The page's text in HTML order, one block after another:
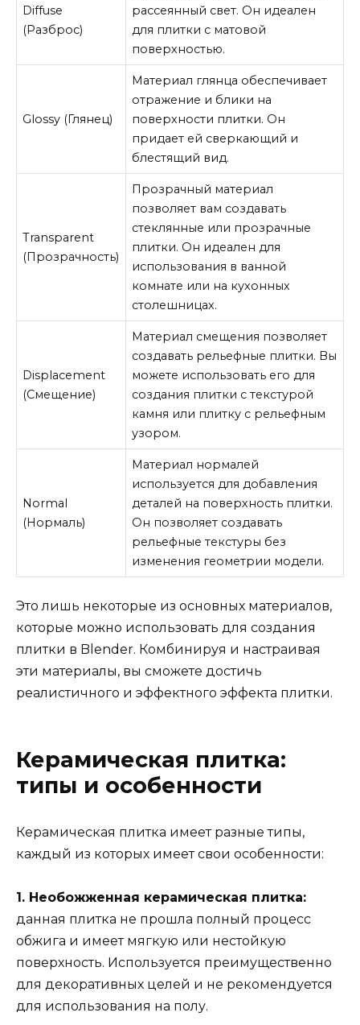
Diffuse
(Разброс)
рассеянный свет. Он идеален
для плитки с матовой
поверхностью.
Glossy (Глянец)
Материал глянца обеспечивает
отражение и блики на
поверхности плитки. Он
придает ей сверкающий и
блестящий вид.
Transparent
(Прозрачность)
Прозрачный материал
позволяет вам создавать
стеклянные или прозрачные
плитки. Он идеален для
использования в ванной
комнате или на кухонных
столешницах.
Displacement
(Смещение)
Материал смещения позволяет
создавать рельефные плитки. Вы
можете использовать его для
создания плитки с текстурой
камня или плитку с рельефным
узором.
Normal
(Нормаль)
Материал нормалей
используется для добавления
деталей на поверхность плитки.
Он позволяет создавать
рельефные текстуры без
изменения геометрии модели.
Это лишь некоторые из основных материалов,
которые можно использовать для создания
плитки в Blender. Комбинируя и настраивая
эти материалы, вы сможете достичь
реалистичного и эффектного эффекта плитки.
Керамическая плитка:
типы и особенности
Керамическая плитка имеет разные типы,
каждый из которых имеет свои особенности:
1. Необожженная керамическая плитка:
данная плитка не прошла полный процесс
обжига и имеет мягкую или нестойкую
поверхность. Используется преимущественно
для декоративных целей и не рекомендуется
для использования на полу.